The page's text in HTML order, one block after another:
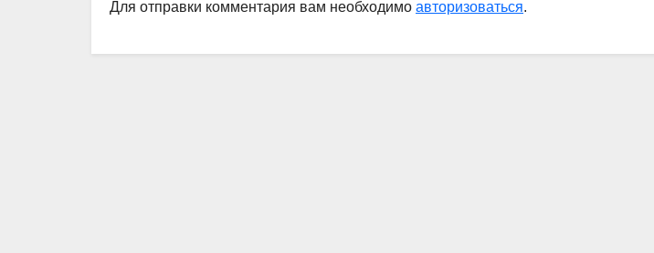
Для отправки комментария вам необходимо авторизоваться.